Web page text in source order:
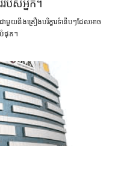
របស់អ្នក។
មួយនឹងគ្រឿងបរិក្ខារទំនើបៗដែលអាច
បំផុត។